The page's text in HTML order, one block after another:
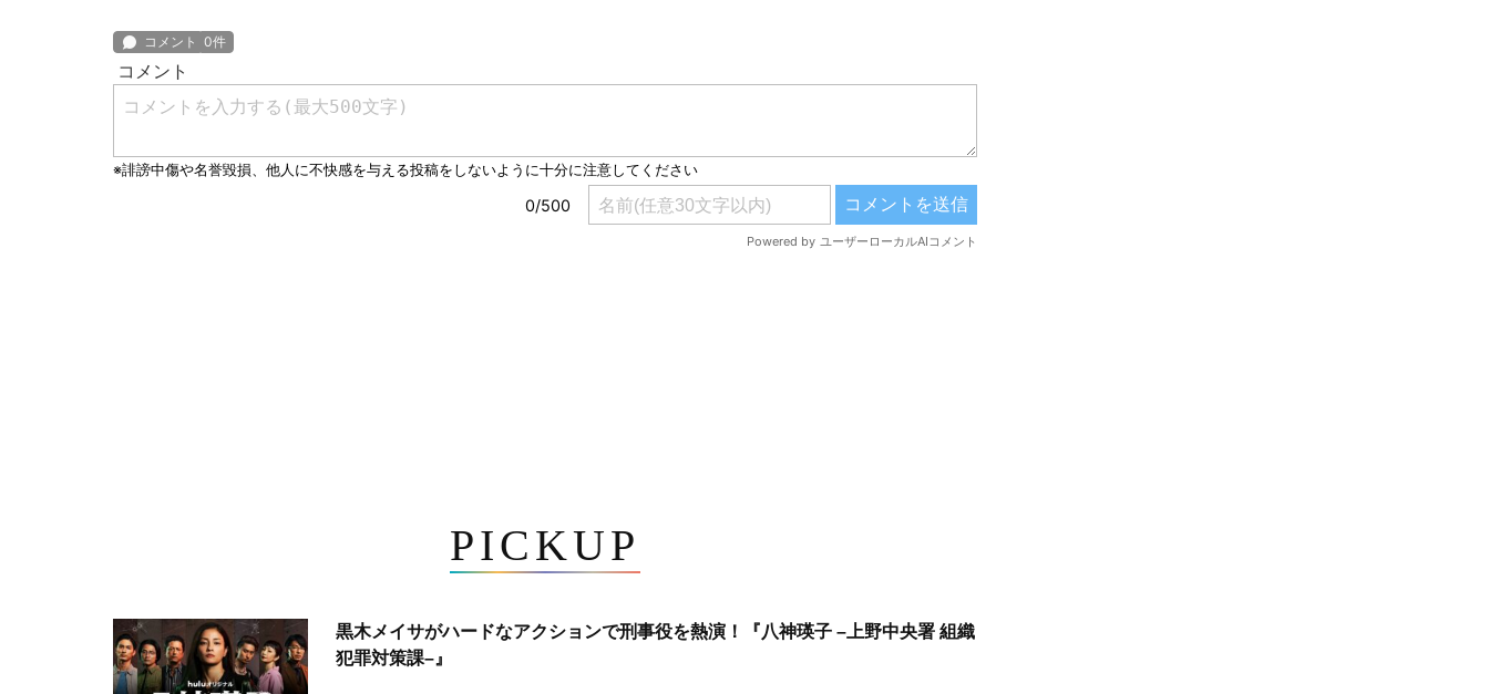
PICKUP
黒木メイサがハードなアクションで刑事役を熱演！『八神瑛子 –上野中央署 組織
犯罪対策課–』